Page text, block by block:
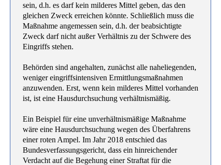
sein, d.h. es darf kein milderes Mittel geben, das den
gleichen Zweck erreichen könnte. Schließlich muss die
Maßnahme angemessen sein, d.h. der beabsichtigte
Zweck darf nicht außer Verhältnis zu der Schwere des
Eingriffs stehen.
Behörden sind angehalten, zunächst alle naheliegenden,
weniger eingriffsintensiven Ermittlungsmaßnahmen
anzuwenden. Erst, wenn kein milderes Mittel vorhanden
ist, ist eine Hausdurchsuchung verhältnismäßig.
Ein Beispiel für eine unverhältnismäßige Maßnahme
wäre eine Hausdurchsuchung wegen des Überfahrens
einer roten Ampel. Im Jahr 2018 entschied das
Bundesverfassungsgericht, dass ein hinreichender
Verdacht auf die Begehung einer Straftat für die